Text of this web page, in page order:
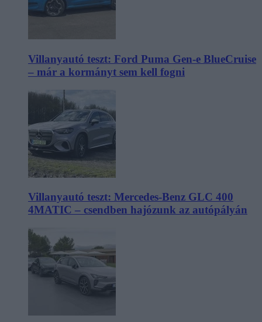
Villanyautó teszt: Ford Puma Gen-e BlueCruise
– már a kormányt sem kell fogni
Villanyautó teszt: Mercedes-Benz GLC 400
4MATIC – csendben hajózunk az autópályán